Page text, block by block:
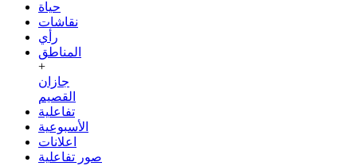
حياة
نقاشات
رأي
المناطق
+
جازان
القصيم
تفاعلية
الأسبوعية
اعلانات
صور تفاعلية